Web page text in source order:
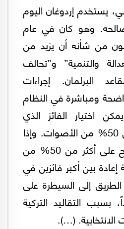
يستخدم إردوغان اليوم
وهو كان في عام
من شأنه أن يزيد من
والتنمية” و”تحالف
البرلمان. إجراءات
ومباشرة في النظام
اختيار الفائز الذي
يحصل على أكثر من 50% من الأصوات. وإذا
لم يحصل أي مرشح على أكثر من 50% من
بين أكبر فائزين في
إلى السيطرة على
بسبب التقاليد التركية
الانتخابية. (…).